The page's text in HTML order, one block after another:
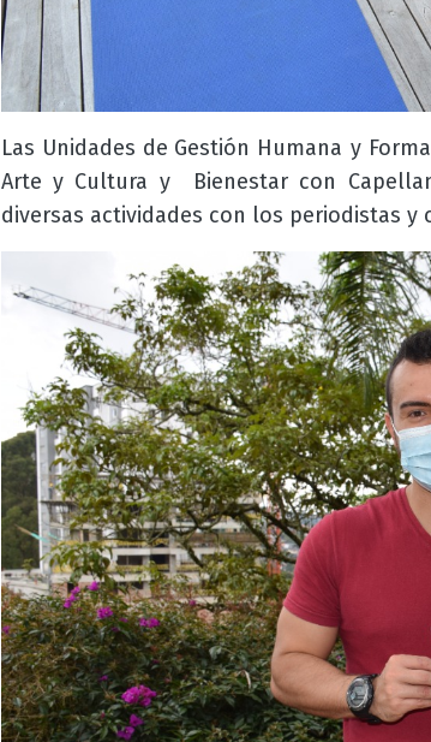
Las Unidades de Gestión Humana y
Arte y Cultura y Bienestar con
diversas actividades con los periodistas y